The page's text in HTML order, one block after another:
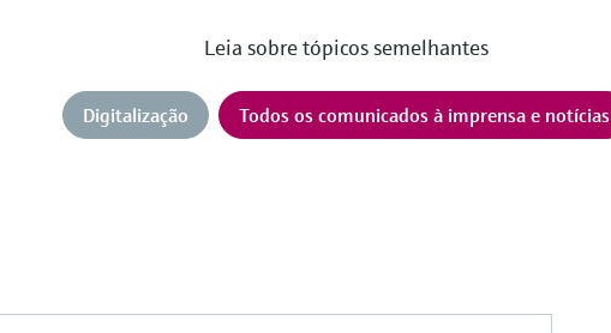
Leia sobre tópicos semelhantes
Digitalização Todos os comunicados à imprensa e notícias